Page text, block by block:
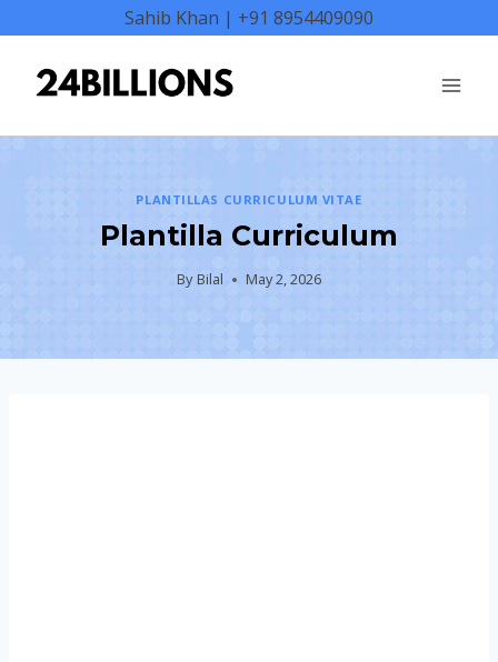
content
Sahib Khan | +91 8954409090
PLANTILLAS CURRICULUM VITAE
Plantilla Curriculum
ByBilal May 2, 2026